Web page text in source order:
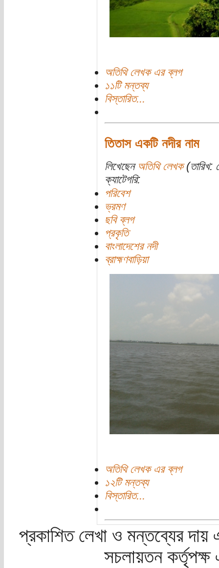
অতিথি লেখক এর ব্লগ
১১টি মন্তব্য
বিস্তারিত...
তিতাস একটি নদীর নাম
লিখেছেন অতিথি লেখক(তারিখ:
ক্যাটেগরি:
পরিবেশ
ভ্রমণ
ছবি ব্লগ
প্রকৃতি
বাংলাদেশের নদী
ব্রাহ্মণবাড়িয়া
অতিথি লেখক এর ব্লগ
১২টি মন্তব্য
বিস্তারিত...
প্রকাশিত লেখা ও মন্তব্যের দায়
সচলায়তন